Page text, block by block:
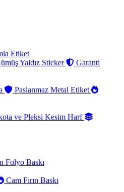
Etiket
Yaldız Sticker
Garanti
Paslanmaz Metal Etiket
ve Pleksi Kesim Harf
Folyo Baskı
Cam Fırın Baskı